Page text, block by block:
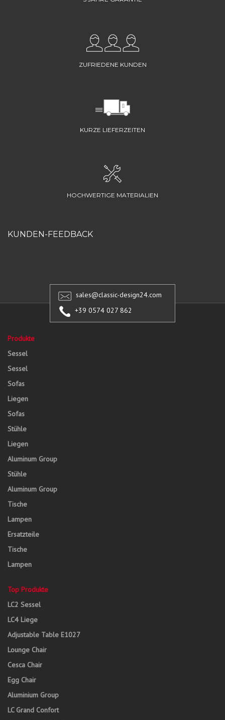
ZUFRIEDENE KUNDEN
KURZE LIEFERZEITEN
HOCHWERTIGE MATERIALIEN
KUNDEN-FEEDBACK
sales@classic-design24.com
+39 0574 027 862
Produkte
Sessel
Sessel
Sofas
Liegen
Sofas
Stühle
Liegen
Aluminum Group
Stühle
Aluminum Group
Tische
Lampen
Ersatzteile
Tische
Lampen
Top Produkte
LC2 Sessel
LC4 Liege
Adjustable Table E1027
Lounge Chair
Cesca Chair
Egg Chair
Aluminium Group
LC Grand Confort